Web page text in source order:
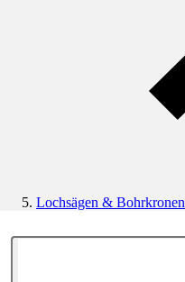
Lochsägen & Bohrkronen